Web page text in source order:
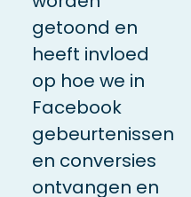
getoond en
heeft invloed
op hoe we in
Facebook
gebeurtenissen
en conversies
ontvangen en